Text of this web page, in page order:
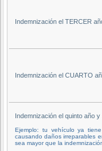
Indemnización el TERCER
Indemnización el CUARTO
Indemnización el quinto año
Ejemplo: tu vehículo ya
causando daños irreparables
sea mayor que la